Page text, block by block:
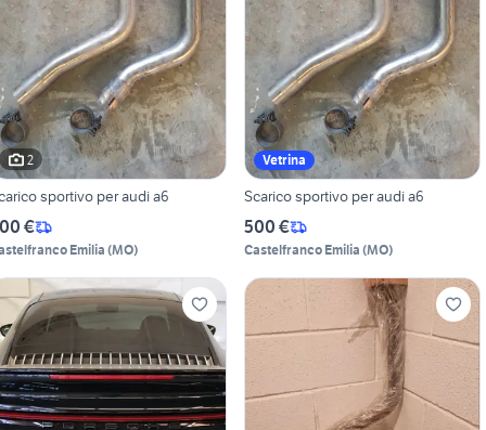
2
sportivo per audi a6
€
Emilia(MO)
Vetrina
Scarico sportivo per audi a6
500 €
Castelfranco Emilia (MO)